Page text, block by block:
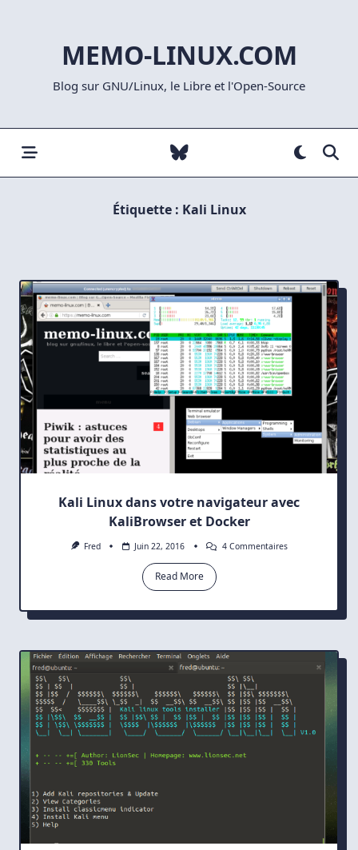
MEMO-LINUX.COM
Blog sur GNU/Linux, le Libre et l'Open-Source
Étiquette : Kali Linux
Kali Linux dans votre navigateur avec
KaliBrowser et Docker
Fred Juin 22, 2016 4 CommentairesSur
Avec
Docker
Read More